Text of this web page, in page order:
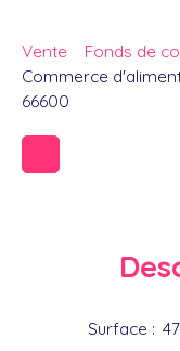
Vente Fonds de
Commerce
66600
Surface : 47